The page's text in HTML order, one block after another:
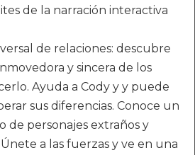
de la narración interactiva
de relaciones: descubre
y sincera de los
Ayuda a Cody y y puede
sus diferencias. Conoce un
de personajes extraños y
a las fuerzas y ve en una